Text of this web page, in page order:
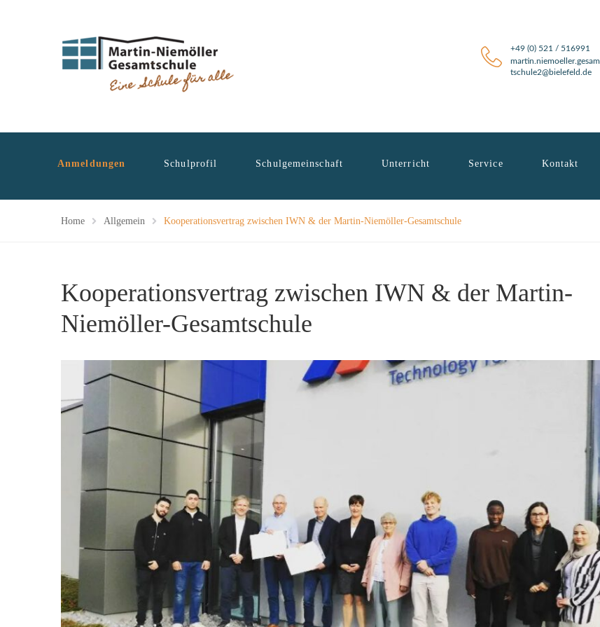
+49 (0) 521 / 516991
martin.niemoeller.gesam
tschule2@bielefeld.de
Anmeldungen Schulprofil Schulgemeinschaft Unterricht Service Kontakt
Home Allgemein Kooperationsvertrag zwischen IWN & der Martin-Niemöller-Gesamtschule
Kooperationsvertrag zwischen IWN & der Martin-
Niemöller-Gesamtschule